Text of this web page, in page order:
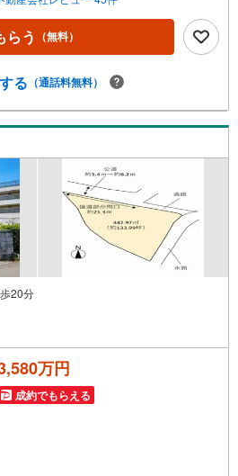
などお気軽にお問合せください！スタ
がご覧になったことのない情報を多数ご
。インターネット、チラシなどに掲載で
業へご希望をお伝えください！■ご案内
談ください。ご希望があれば周辺環
合わせた物件などもご案内をいたしま
朝日土地建物（株）八王子店 営業5課
らう （無料）
る （通話料無料）
20分
万円
成約でもらえる